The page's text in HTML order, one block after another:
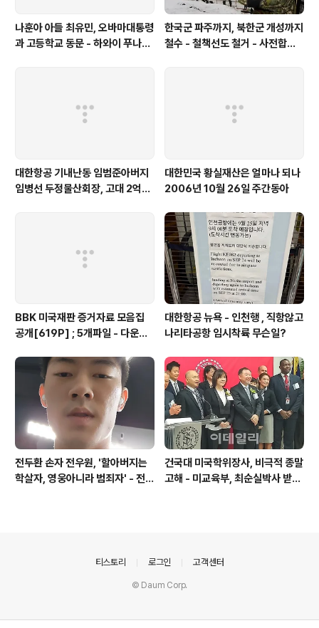
나훈아 아들 최유민, 오바마대통령
과 고등학교 동문 - 하와이 푸나호
한국군 파주까지, 북한군 개성까지
철수 - 철책선도 철거 - 사전합의
대한항공 기내난동 임범준아버지
임병선 두정물산회장, 고대 2억기
대한민국 황실재산은 얼마나 되나
2006년 10월 26일 주간동아
BBK 미국재판 증거자료 모음집
공개[619P] ; 5개파일 - 다운로
대한항공 뉴욕 - 인천행 , 직항않고
나리타공항 임시착륙 무슨일?
전두환 손자 전우원, '할아버지는
학살자, 영웅아니라 범죄자' - 전재
건국대 미국학위장사, 비극적 종말
고해 - 미교육부, 최순실박사 받은
티스토리 로그인 고객센터
© Daum Corp.